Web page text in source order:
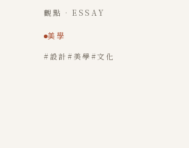
觀點 · ESSAY
美學
#設計#美學#文化